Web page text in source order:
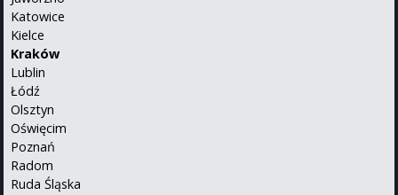
Katowice
Kielce
Kraków
Lublin
Łódź
Olsztyn
Oświęcim
Poznań
Radom
Ruda Śląska